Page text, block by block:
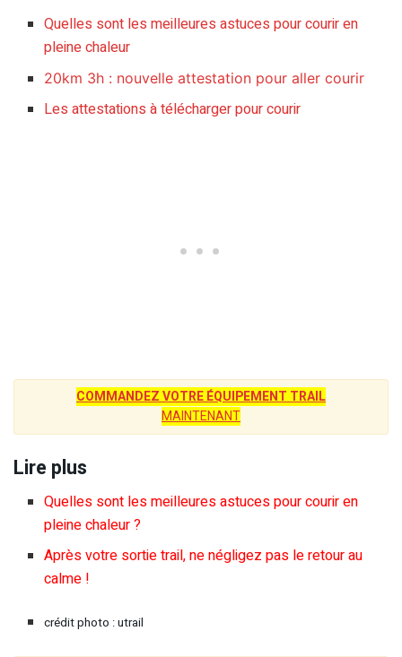
Quelles sont les meilleures astuces pour courir en
pleine chaleur
20km 3h : nouvelle attestation pour aller courir
Les attestations à télécharger pour courir
COMMANDEZ VOTRE ÉQUIPEMENT TRAIL
MAINTENANT
Lire plus
Quelles sont les meilleures astuces pour courir en
pleine chaleur ?
Après votre sortie trail, ne négligez pas le retour au
calme !
crédit photo : utrail